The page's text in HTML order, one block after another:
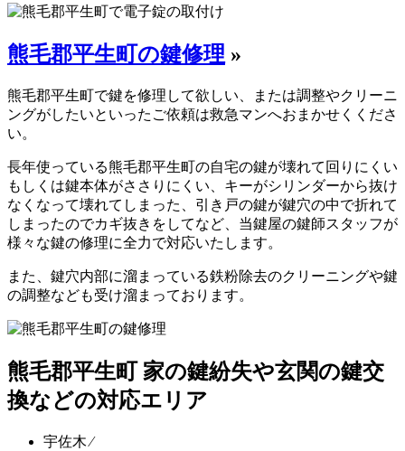
熊毛郡平生町の鍵修理 »
熊毛郡平生町で鍵を修理して欲しい、または調整やクリーニ
ングがしたいといったご依頼は救急マンへおまかせくくださ
い。
長年使っている熊毛郡平生町の自宅の鍵が壊れて回りにくい
もしくは鍵本体がささりにくい、キーがシリンダーから抜け
なくなって壊れてしまった、引き戸の鍵が鍵穴の中で折れて
しまったのでカギ抜きをしてなど、当鍵屋の鍵師スタッフが
様々な鍵の修理に全力で対応いたします。
また、鍵穴内部に溜まっている鉄粉除去のクリーニングや鍵
の調整なども受け溜まっております。
熊毛郡平生町 家の鍵紛失や玄関の鍵交
換などの対応エリア
宇佐木 ⁄